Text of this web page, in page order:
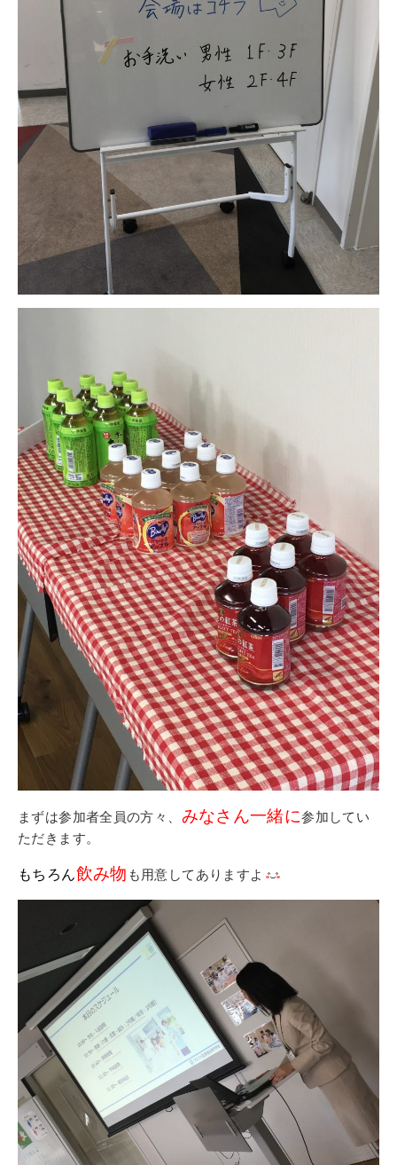
まずは参加者全員の方々、 みなさん一緒に参加してい
ただきます。
もちろん飲み物 も用意してありますよ